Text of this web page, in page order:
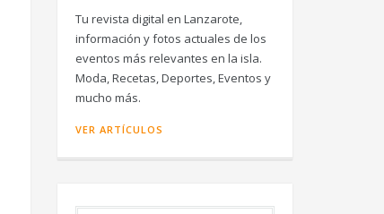
Tu revista digital en Lanzarote,
información y fotos actuales de los
eventos más relevantes en la isla.
Moda, Recetas, Deportes, Eventos y
mucho más.
VER ARTÍCULOS